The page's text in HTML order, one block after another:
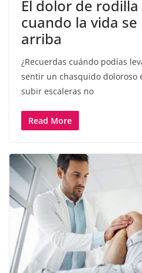
El dolor de
cuando la vida
arriba
¿Recuerdas cuándo podías
sentir un chasquido doloroso
subir escaleras no
Read More